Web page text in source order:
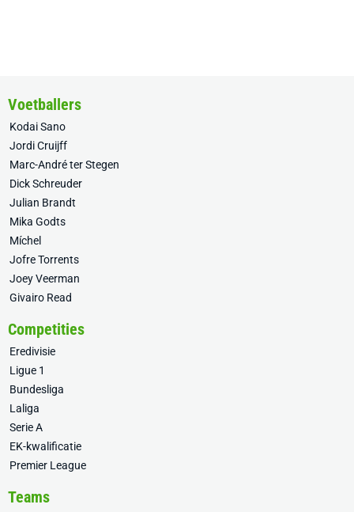
Voetballers
Kodai Sano
Jordi Cruijff
Marc-André ter Stegen
Dick Schreuder
Julian Brandt
Mika Godts
Míchel
Jofre Torrents
Joey Veerman
Givairo Read
Competities
Eredivisie
Ligue 1
Bundesliga
Laliga
Serie A
EK-kwalificatie
Premier League
Teams